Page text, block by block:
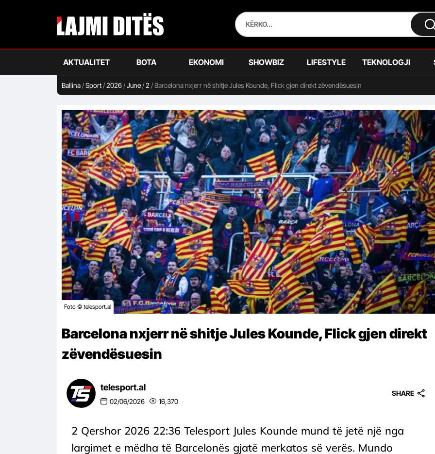
AKTUALITET BOTA EKONOMI SHOWBIZ LIFESTYLE TEKNOLOGJI
Ballina/Sport/2026/June/2 / Barcelona nxjerr në shitje Jules Kounde, Flick gjen direkt zëvendësuesin
Foto © telesport.al
Barcelona nxjerr në shitje Jules Kounde, Flick gjen direkt
zëvendësuesin
telesport.al
02/06/2026 16,370
SHARE
2 Qershor 2026 22:36 Telesport Jules Kounde mund të jetë një nga
largimet e mëdha të Barcelonës gjatë merkatos së verës. Mundo